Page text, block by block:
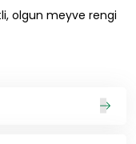
olgun meyve rengi